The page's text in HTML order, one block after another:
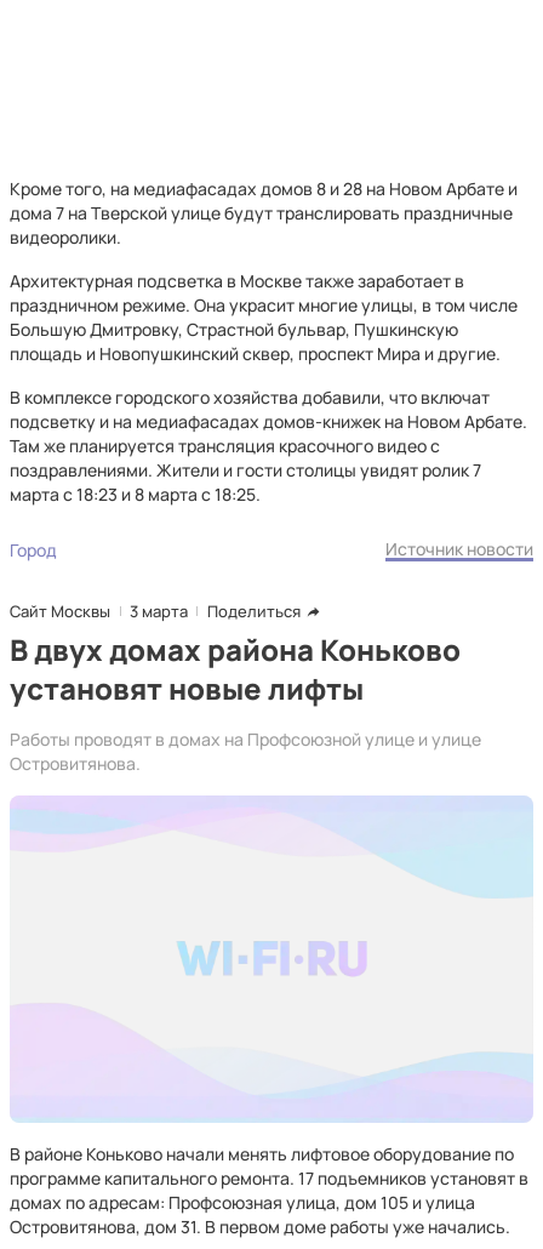
Кроме того, на медиафасадах домов 8 и 28 на Новом Арбате и
дома 7 на Тверской улице будут транслировать праздничные
видеоролики.
Архитектурная подсветка в Москве также заработает в
праздничном режиме. Она украсит многие улицы, в том числе
Большую Дмитровку, Страстной бульвар, Пушкинскую
площадь и Новопушкинский сквер, проспект Мира и другие.
В комплексе городского хозяйства добавили, что включат
подсветку и на медиафасадах домов-книжек на Новом Арбате.
Там же планируется трансляция красочного видео с
поздравлениями. Жители и гости столицы увидят ролик 7
марта с 18:23 и 8 марта с 18:25.
Город Источник новости
Сайт Москвы 3 марта Поделиться
В двух домах района Коньково
установят новые лифты
Работы проводят в домах на Профсоюзной улице и улице
Островитянова.
В районе Коньково начали менять лифтовое оборудование по
программе капитального ремонта. 17 подъемников установят в
домах по адресам: Профсоюзная улица, дом 105 и улица
Островитянова, дом 31. В первом доме работы уже начались.